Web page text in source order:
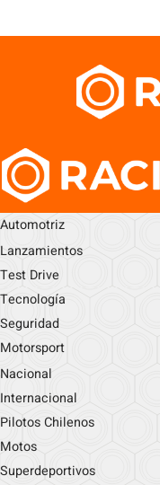
Automotriz
Lanzamientos
Test Drive
Tecnología
Seguridad
Motorsport
Nacional
Internacional
Pilotos Chilenos
Motos
Superdeportivos